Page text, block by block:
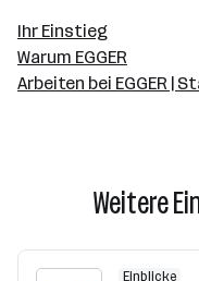
Ihr Einstieg
Warum EGGER
Arbeiten bei EGGER |
Weitere
Einblicke